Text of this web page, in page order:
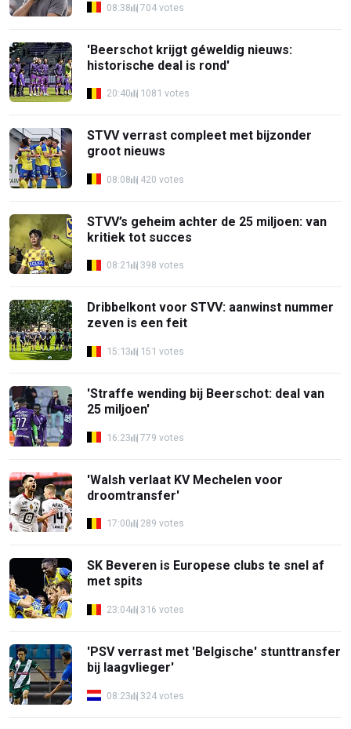
08:38 704 votes
'Beerschot krijgt géweldig nieuws:
historische deal is rond'
20:40 1081 votes
STVV verrast compleet met bijzonder
groot nieuws
08:08 420 votes
STVV’s geheim achter de 25 miljoen: van
kritiek tot succes
08:21 398 votes
Dribbelkont voor STVV: aanwinst nummer
zeven is een feit
15:13 151 votes
'Straffe wending bij Beerschot: deal van
25 miljoen'
16:23 779 votes
'Walsh verlaat KV Mechelen voor
droomtransfer'
17:00 289 votes
SK Beveren is Europese clubs te snel af
met spits
23:04 316 votes
'PSV verrast met 'Belgische' stunttransfer
bij laagvlieger'
08:23 324 votes